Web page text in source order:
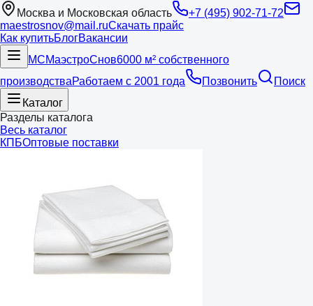
Москва и Московская область
+7 (495) 902-71-72
maestrosnov@mail.ruСкачать прайс
Как купитьБлогВакансии
МСМаэстроСнов6000 м² собственного
производстваРаботаем с 2001 года Позвонить
Поиск
Каталог
Разделы каталога
Весь каталог
КПБОптовые поставки